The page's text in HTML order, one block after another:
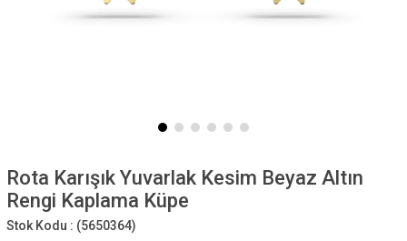
Rota Karışık Yuvarlak Kesim Beyaz Altın
Rengi Kaplama Küpe
Stok Kodu : (5650364)